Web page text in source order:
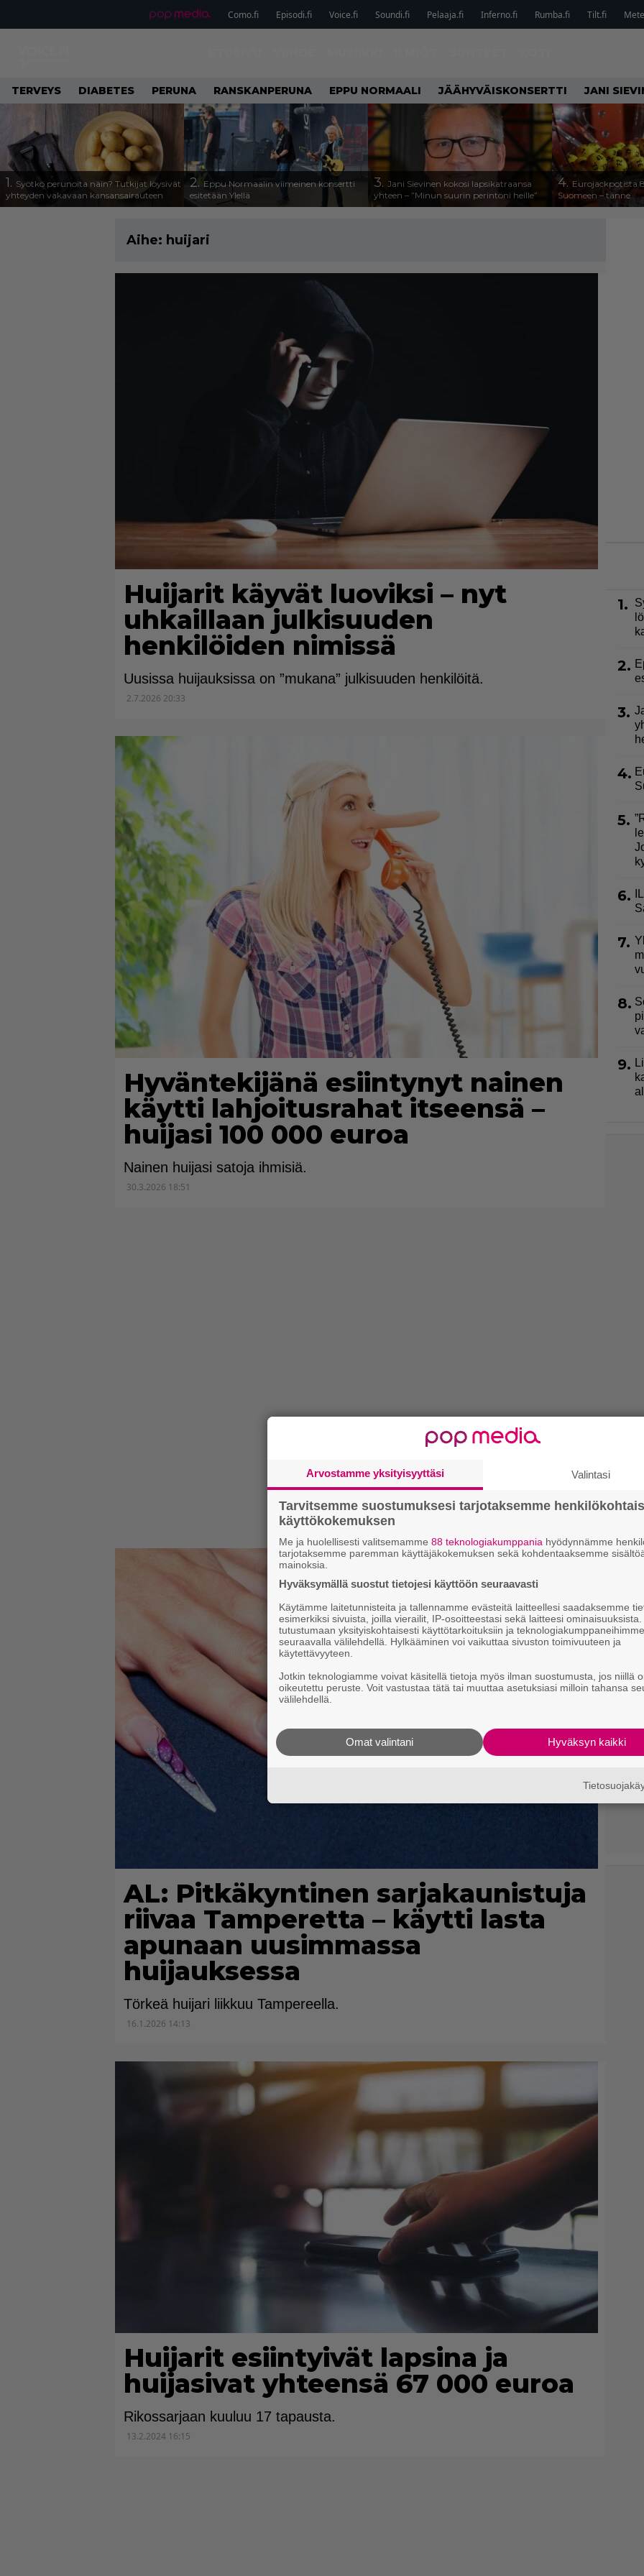
Como.fi Episodi.fi Voice.fi Soundi.fi Pelaaja.fi Inferno.fi Rumba.fi Tilt.fi
TERVEYS DIABETES PERUNA RANSKANPERUNA EPPU NORMAALI JÄÄHYVÄISKONSERTTI JANI
1. Syötkö perunoita näin? Tutkijat löysivät
yhteyden vakavaan kansansairauteen
2. Eppu Normaalin viimeinen konsertti
esitetään Ylellä
3. Jani Sievinen kokosi lapsikatraansa
yhteen – ”Minun suurin perintöni heille”
4. Eurojackpotista
Suomeen – tänne
Aihe: huijari
Huijarit käyvät luoviksi – nyt
uhkaillaan julkisuuden
henkilöiden nimissä
Uusissa huijauksissa on ”mukana” julkisuuden henkilöitä.
2.7.2026 20:33
Hyväntekijänä esiintynyt nainen
käytti lahjoitusrahat itseensä –
huijasi 100 000 euroa
Nainen huijasi satoja ihmisiä.
30.3.2026 18:51
AL: Pitkäkyntinen sarjakaunistuja
riivaa Tamperetta – käytti lasta
apunaan uusimmassa
huijauksessa
Törkeä huijari liikkuu Tampereella.
16.1.2026 14:13
Huijarit esiintyivät lapsina ja
huijasivat yhteensä 67 000 euroa
Rikossarjaan kuuluu 17 tapausta.
13.2.2024 16:15
1.
2.
3.
4.
5.
6.
7.
8.
9.
Arvostamme yksityisyyttäsi Valintasi
Tarvitsemme suostumuksesi tarjotaksemme
käyttökokemuksen
Me ja huolellisesti valitsemamme 88 teknologiakumppania hyödynnämme
tarjotaksemme paremman käyttäjäkokemuksen sekä kohdentaaksemme
mainoksia.
Hyväksymällä suostut tietojesi käyttöön seuraavasti
Käytämme laitetunnisteita ja tallennamme evästeitä laitteellesi saadaksemme
esimerkiksi sivuista, joilla vierailit, IP-osoitteestasi sekä laitteesi
tutustumaan yksityiskohtaisesti käyttötarkoituksiin ja teknologiakumppaneihimme
seuraavalla välilehdellä. Hylkääminen voi vaikuttaa sivuston toimivuuteen ja
käytettävyyteen.
Jotkin teknologiamme voivat käsitellä tietoja myös ilman suostumusta, jos niillä
oikeutettu peruste. Voit vastustaa tätä tai muuttaa asetuksiasi milloin tahansa
välilehdellä.
Hyväksyn kaikki
Omat valintani